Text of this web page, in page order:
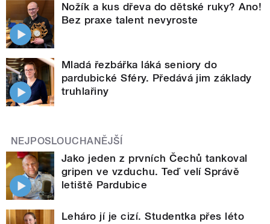
Nožík a kus dřeva do dětské ruky? Ano!
Bez praxe talent nevyroste
Mladá řezbářka láká seniory do
pardubické Sféry. Předává jim základy
truhlařiny
NEJPOSLOUCHANĚJŠÍ
Jako jeden z prvních Čechů tankoval
gripen ve vzduchu. Teď velí Správě
letiště Pardubice
Leháro jí je cizí. Studentka přes léto